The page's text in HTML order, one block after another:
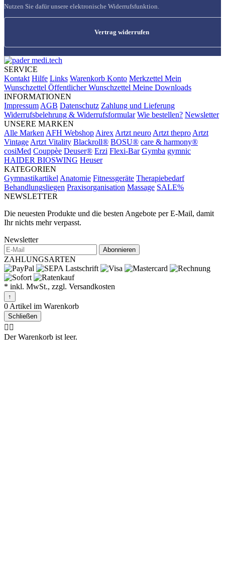
Nutzen Sie dafür unsere elektronische Widerrufsfunktion.
Vertrag widerrufen
SERVICE
Kontakt Hilfe Links Warenkorb Konto Merkzettel Mein
Wunschzettel Öffentlicher Wunschzettel Meine Downloads
INFORMATIONEN
Impressum AGB Datenschutz Zahlung und Lieferung
Widerrufsbelehrung & Widerrufsformular Wie bestellen? Newsletter
UNSERE MARKEN
Alle Marken AFH Webshop Airex Artzt neuro Artzt thepro Artzt
Vintage Artzt Vitality Blackroll® BOSU® care & harmony®
cosiMed Couppèe Deuser® Erzi Flexi-Bar Gymba gymnic
HAIDER BIOSWING Heuser
KATEGORIEN
Gymnastikartikel Anatomie Fitnessgeräte Therapiebedarf
Behandlungsliegen Praxisorganisation Massage SALE%
NEWSLETTER
Die neuesten Produkte und die besten Angebote per E-Mail, damit
Ihr nichts mehr verpasst.
Newsletter
Abonnieren
ZAHLUNGSARTEN
* inkl. MwSt., zzgl. Versandkosten
↑
0 Artikel im Warenkorb
Schließen
🤷‍♂️
Der Warenkorb ist leer.